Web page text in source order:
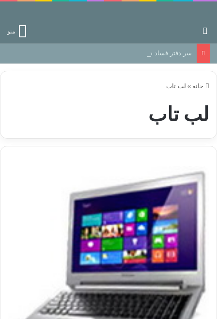
منو
سر دفتر فساد در زمین‌، دوری وکناره‌گیری از راه خداست‌!
خانه » لب تاب
لب تاب